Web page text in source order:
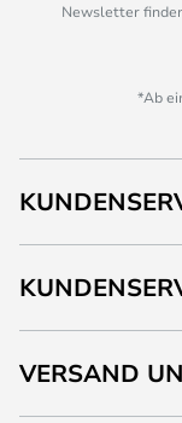
Newsletter
*Ab
VERSAND